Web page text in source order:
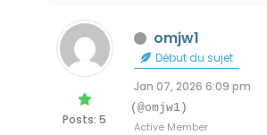
Posts: 5
omjw1
Début du sujet
Jan 07, 2026 6:09 pm
(@omjw1)
Active Member